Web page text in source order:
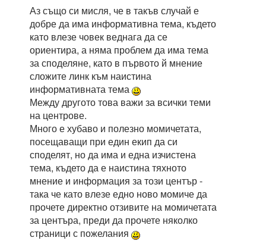
Аз също си мисля, че в такъв случай е
добре да има информативна тема, където
като влезе човек веднага да се
ориентира, а няма проблем да има тема
за споделяне, като в първото й мнение
сложите линк към наистина
информативната тема
Между другото това важи за всички теми
на центрове.
Много е хубаво и полезно момичетата,
посещаващи при един екип да си
споделят, но да има и една изчистена
тема, където да е наистина тяхното
мнение и информация за този център -
така че като влезе едно ново момиче да
прочете директно отзивите на момичетата
за центъра, преди да прочете няколко
страници с пожелания